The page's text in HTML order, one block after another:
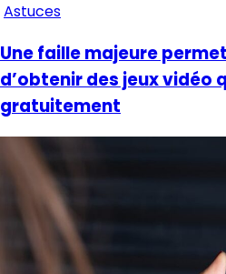
Astuces
Une faille majeure
d’obtenir des jeux vidéo
gratuitement